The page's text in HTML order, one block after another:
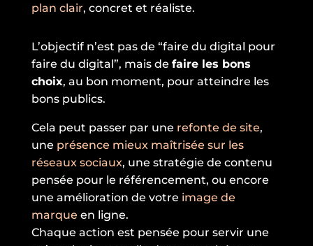
plan clair, concret et réaliste.
L’objectif n’est pas de “faire du digital pour
faire du digital”, mais de faire les bons
choix, au bon moment, pour atteindre les
bons publics.
Cela peut passer par une refonte de site,
une présence mieux maîtrisée sur les
réseaux sociaux, une stratégie de contenu
pensée pour le référencement, ou encore
une amélioration de votre image de
marque en ligne.
Chaque action est pensée pour servir une